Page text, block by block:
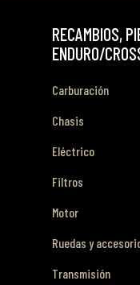
RECAMBIOS,
ENDURO/
Carburación
Chasis
Eléctrico
Filtros
Motor
Ruedas y
Transmisión